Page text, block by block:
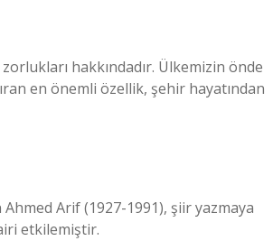
hakkındadır. Ülkemizin önde
en önemli özellik, şehir hayatından
Arif (1927-1991), şiir yazmaya
etkilemiştir.